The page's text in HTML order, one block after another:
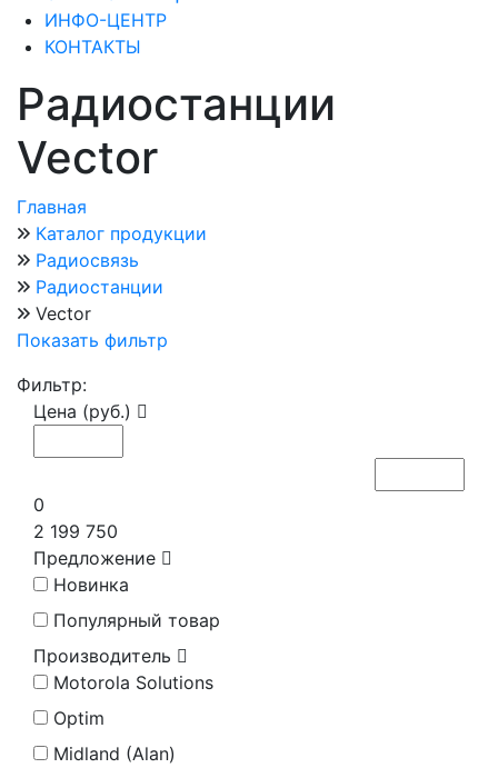
ИНФО-ЦЕНТР
КОНТАКТЫ
Радиостанции
Vector
Главная
Каталог продукции
Радиосвязь
Радиостанции
Vector
Показать фильтр
Фильтр:
Цена (руб.)
0
2 199 750
Предложение
Новинка
Популярный товар
Производитель
Motorola Solutions
Optim
Midland (Alan)